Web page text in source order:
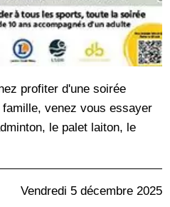
profiter d'une soirée
venez vous essayer
le palet laiton, le
Vendredi 5 décembre 2025